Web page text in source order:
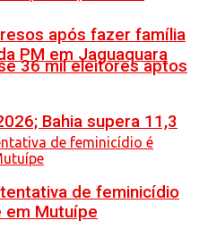
36 mil eleitores aptos
Bahia supera 11,3
após fazer família
PM em Jaguaquara
de feminicídio
em Mutuípe